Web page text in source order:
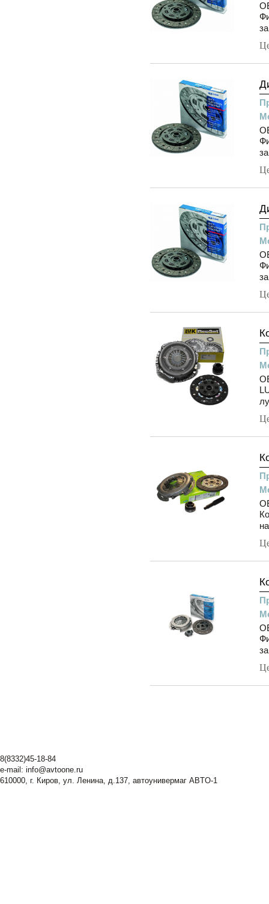
8(8332)45-18-84
e-mail: info@avtoone.ru
610000, г. Киров, ул. Ленина, д.137, автоунивермаг ABTO-1